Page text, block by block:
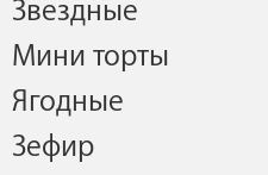
Звездные
Мини торты
Ягодные
Зефир